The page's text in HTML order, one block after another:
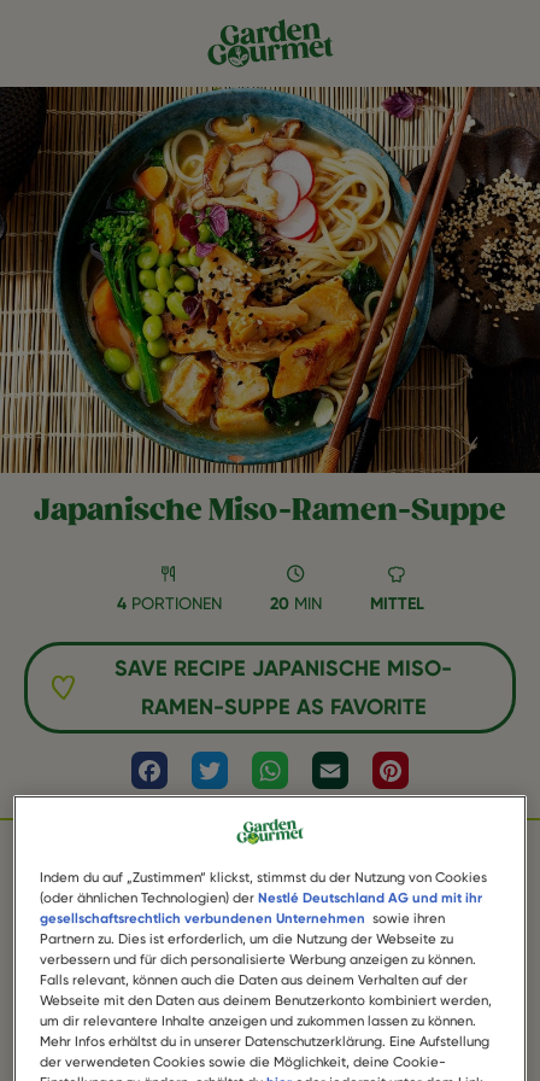
Japanische Miso-Ramen-Suppe
4 PORTIONEN 20 MIN MITTEL
SAVE RECIPE JAPANISCHE MISO-
RAMEN-SUPPE AS FAVORITE
FacebookTwitter WhatsAppEmail
ZUTATEN
1 Packung Garden Gourmet Sensational Filet-
Stückchen Asian Style Hähnchen Art
Indem du auf „Zustimmen“ klickst, stimmst du der Nutzung von Cookies
(oder ähnlichen Technologien) derNestlé Deutschland AG und mit ihr
gesellschaftsrechtlich verbundenen Unternehmen sowie ihren
Partnern zu. Dies ist erforderlich, um die Nutzung der Webseite zu
verbessern und für dich personalisierte Werbung anzeigen zu können.
Falls relevant, können auch die Daten aus deinem Verhalten auf der
Webseite mit den Daten aus deinem Benutzerkonto kombiniert werden,
um dir relevantere Inhalte anzeigen und zukommen lassen zu können.
Mehr Infos erhältst du in unserer Datenschutzerklärung. Eine Aufstellung
der verwendeten Cookies sowie die Möglichkeit, deine Cookie-